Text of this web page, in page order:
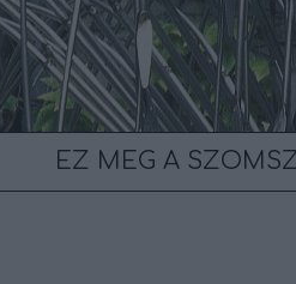
EZ MEG A